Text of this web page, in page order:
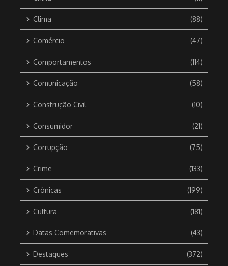
Clima (88)
Comércio (47)
Comportamentos (114)
Comunicação (58)
Construção Civil (10)
Consumidor (21)
Corrupção (75)
Crime (133)
Crônicas (199)
Cultura (181)
Datas Comemorativas (43)
Destaques (372)